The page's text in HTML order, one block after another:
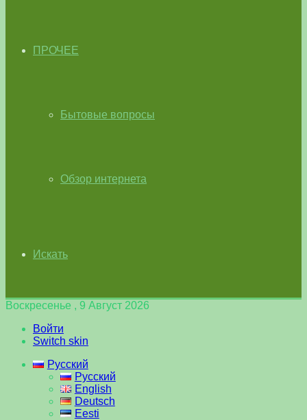
ПРОЧЕЕ
Бытовые вопросы
Обзор интернета
Искать
Воскресенье , 9 Август 2026
Войти
Switch skin
Русский
Русский
English
Deutsch
Eesti